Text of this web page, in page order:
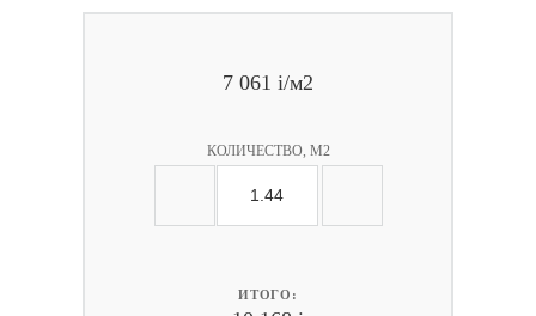
7 061 i/м2
КОЛИЧЕСТВО, М2
ИТОГО: